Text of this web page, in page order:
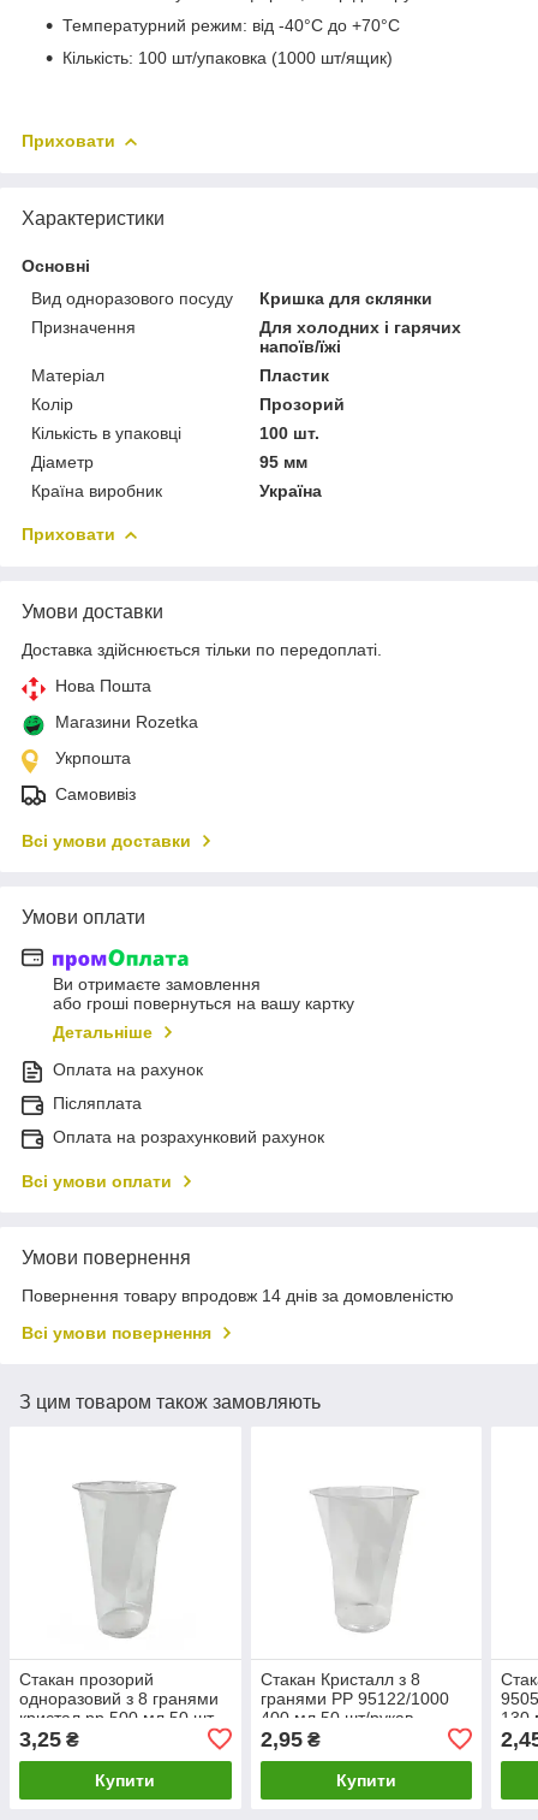
Температурний режим: від -40°С до +70°С
Кількість: 100 шт/упаковка (1000 шт/ящик)
Приховати
Характеристики
Основні
Вид одноразового посуду
Кришка для склянки
Призначення
Для холодних і гарячих
напоїв/їжі
Матеріал
Пластик
Колір
Прозорий
Кількість в упаковці
100 шт.
Діаметр
95 мм
Країна виробник
Україна
Приховати
Умови доставки
Доставка здійснюється тільки по передоплаті.
Нова Пошта
Магазини Rozetka
Укрпошта
Самовивіз
Всі умови доставки
Умови оплати
Ви отримаєте замовлення
або гроші повернуться на вашу картку
Детальніше
Оплата на рахунок
Післяплата
Оплата на розрахунковий рахунок
Всі умови оплати
Умови повернення
Повернення товару впродовж 14 днів за домовленістю
Всі умови повернення
З цим товаром також замовляють
Стакан прозорий
одноразовий з 8 гранями
кристал рр 500 мл 50 шт
3,25 ₴
Купити
Стакан Кристалл з 8
гранями РР 95122/1000
400 мл 50 шт/рукав
2,95₴
Купити
130